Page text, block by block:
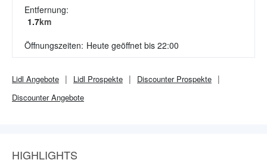
Entfernung:
1.7km
Öffnungszeiten: Heute geöffnet bis 22:00
Lidl Angebote Lidl Prospekte DiscounterProspekte
DiscounterAngebote
HIGHLIGHTS